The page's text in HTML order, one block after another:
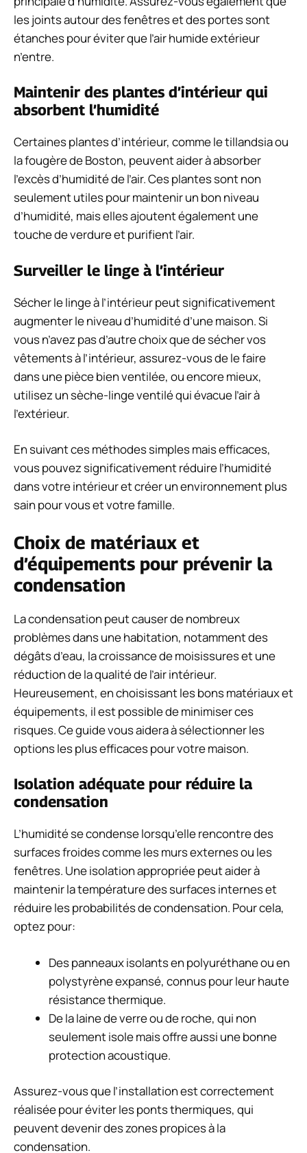
les joints autour des fenêtres et des portes sont
étanches pour éviter que l’air humide extérieur
n’entre.
Maintenir des plantes d’intérieur qui
absorbent l’humidité
Certaines plantes d’intérieur, comme le tillandsia ou
la fougère de Boston, peuvent aider à absorber
l’excès d’humidité de l’air. Ces plantes sont non
seulement utiles pour maintenir un bon niveau
d’humidité, mais elles ajoutent également une
touche de verdure et purifient l’air.
Surveiller le linge à l’intérieur
Sécher le linge à l’intérieur peut significativement
augmenter le niveau d’humidité d’une maison. Si
vous n’avez pas d’autre choix que de sécher vos
vêtements à l’intérieur, assurez-vous de le faire
dans une pièce bien ventilée, ou encore mieux,
utilisez un sèche-linge ventilé qui évacue l’air à
l’extérieur.
En suivant ces méthodes simples mais efficaces,
vous pouvez significativement réduire l’humidité
dans votre intérieur et créer un environnement plus
sain pour vous et votre famille.
Choix de matériaux et
d’équipements pour prévenir la
condensation
La condensation peut causer de nombreux
problèmes dans une habitation, notamment des
dégâts d’eau, la croissance de moisissures et une
réduction de la qualité de l’air intérieur.
Heureusement, en choisissant les bons matériaux et
équipements, il est possible de minimiser ces
risques. Ce guide vous aidera à sélectionner les
options les plus efficaces pour votre maison.
Isolation adéquate pour réduire la
condensation
L’humidité se condense lorsqu’elle rencontre des
surfaces froides comme les murs externes ou les
fenêtres. Une isolation appropriée peut aider à
maintenir la température des surfaces internes et
réduire les probabilités de condensation. Pour cela,
optez pour:
Des panneaux isolants en polyuréthane ou en
polystyrène expansé, connus pour leur haute
résistance thermique.
De la laine de verre ou de roche, qui non
seulement isole mais offre aussi une bonne
protection acoustique.
Assurez-vous que l’installation est correctement
réalisée pour éviter les ponts thermiques, qui
peuvent devenir des zones propices à la
condensation.